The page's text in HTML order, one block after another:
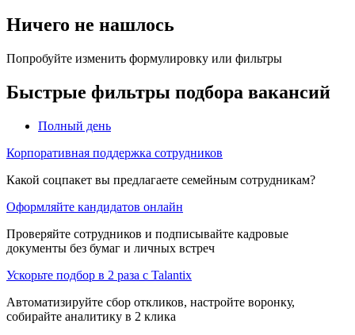
Ничего не нашлось
Попробуйте изменить формулировку или фильтры
Быстрые фильтры подбора вакансий
Полный день
Корпоративная поддержка сотрудников
Какой соцпакет вы предлагаете семейным сотрудникам?
Оформляйте кандидатов онлайн
Проверяйте сотрудников и подписывайте кадровые
документы без бумаг и личных встреч
Ускорьте подбор в 2 раза с Talantix
Автоматизируйте сбор откликов, настройте воронку,
собирайте аналитику в 2 клика